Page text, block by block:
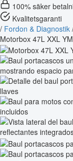
100% säker
Kvalitetsgaranti
/ Fordon & Diagnostik
Motorbox 47L XXL